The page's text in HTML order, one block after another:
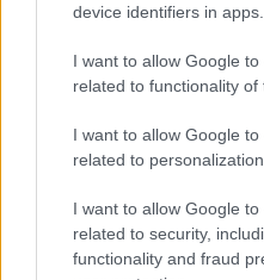
device identifiers in apps.
I want to allow Google
related to functionality of
I want to allow Google
related to personalization.
I want to allow Google
related to security,
functionality and fraud
Το 1967, αποφάσισαν
δεσμά του γάμου.
μια περίοδος
ο έρωτάς τους ήταν
αγνοήσει κάθε
άνθρωποι είχαν
δημιουργώντας ένα